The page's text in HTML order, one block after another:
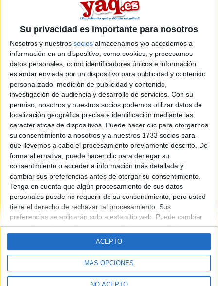
Su privacidad es importante para nosotros
Nosotros y nuestros socios almacenamos y/o accedemos a
información en un dispositivo, como cookies, y procesamos
datos personales, como identificadores únicos e información
estándar enviada por un dispositivo para publicidad y contenido
personalizado, medición de publicidad y contenido,
investigación de audiencia y desarrollo de servicios. Con su
permiso, nosotros y nuestros socios podemos utilizar datos de
localización geográfica precisa e identificación mediante las
características de dispositivos. Puede hacer clic para otorgarnos
su consentimiento a nosotros y a nuestros 1733 socios para
que llevemos a cabo el procesamiento previamente descrito. De
forma alternativa, puede hacer clic para denegar su
consentimiento o acceder a información más detallada y
cambiar sus preferencias antes de otorgar su consentimiento.
Tenga en cuenta que algún procesamiento de sus datos
personales puede no requerir de su consentimiento, pero usted
tiene el derecho de rechazar tal procesamiento. Sus
preferencias se aplicarán solo a este sitio web. Puede cambiar
sus preferencias o retirar su consentimiento en cualquier
momento volviendo a este sitio y haciendo clic en el botón
MÁS OPCIONES
NO ACEPTO
ACEPTO
soy una xica de 4º de ESO, y bueno con eso de que an cambiado
los baxiller y eso estoy un poko desconcertada, por ejemplo, yo
pensaba hacer baxillerato de Humanidades, pero.¿que salidas
tiene?
un saludo.
Blog de linitha
Quiénes somos|Contactar|Anúnciate
Aviso legal|Politica de privacidad|Condiciones generales|Política
de cookies
© 2003-2026Compás Mediterráneo S.L.- Diego de León 47 - 28006
Madrid [ESPAÑA] - Tel. +34 91 593 2767